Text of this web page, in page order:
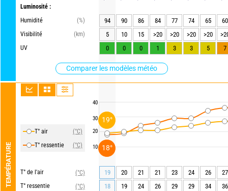
Luminosité :
Humidité
(%)
Visibilité
(km)
UV
Comparer les modèles météo
TEMPÉRATURE
T° air
(°C)
T° ressentie
(°C)
T° de l'air
(°C)
T° ressentie
(°C)
40
30
20
10
94 90 86 84 77 74 65
60
5
10 15 >20 >20 >20 >20
0
0 0 1 3 3 5 7
19 20 21 21 23 24 26
27
18
19 24 26 29 29 34
36
19°
18°